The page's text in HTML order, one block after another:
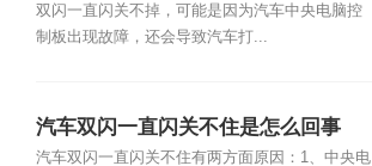
双闪一直闪关不掉，可能是因为汽车中央电脑控
制板出现故障，还会导致汽车打...
汽车双闪一直闪关不住是怎么回事
汽车双闪一直闪关不住有两方面原因：1、中央电